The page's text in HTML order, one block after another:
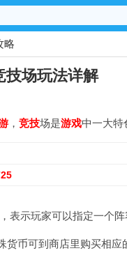
略
技场玩法详解
， 竞技场是游戏中一大特
表示玩家可以指定一个
币可到商店里购买相应